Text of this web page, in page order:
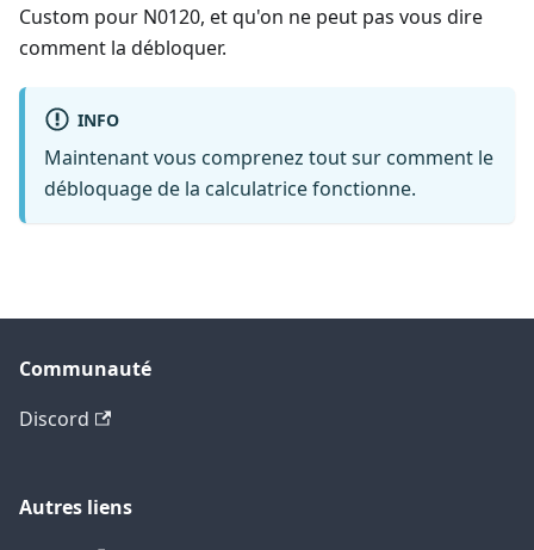
Custom pour N0120, et qu'on ne peut pas vous dire
comment la débloquer.
INFO
Maintenant vous comprenez tout sur comment le
débloquage de la calculatrice fonctionne.
Communauté
Discord
Autres liens